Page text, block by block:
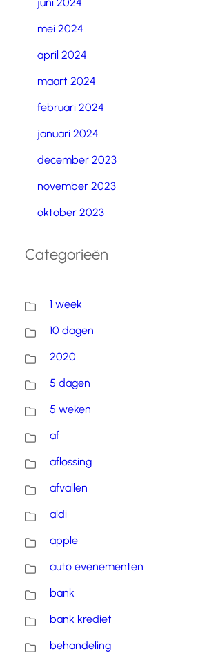
mei 2024
april 2024
maart 2024
februari 2024
januari 2024
december 2023
november 2023
oktober 2023
Categorieën
1 week
10 dagen
2020
5 dagen
5 weken
af
aflossing
afvallen
aldi
apple
auto evenementen
bank
bank krediet
behandeling